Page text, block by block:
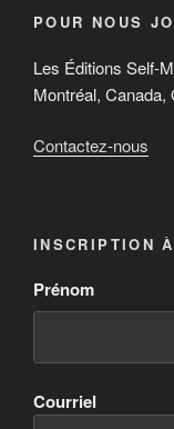
POUR NOUS
Les Éditions Self-
Montréal, Canada,
Contactez-nous
INSCRIPTION
Prénom
Courriel